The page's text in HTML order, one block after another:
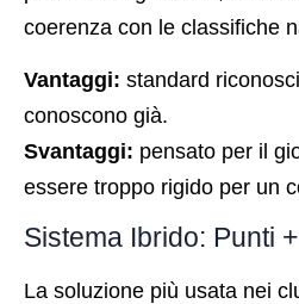
coerenza con le classifiche
Vantaggi: standard
conoscono già.
Svantaggi: pensato per il
essere troppo rigido per un
Sistema Ibrido: Punti
La soluzione più usata nei